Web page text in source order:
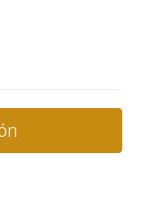
de una empresa
ser un desafío si
para Facilitar la